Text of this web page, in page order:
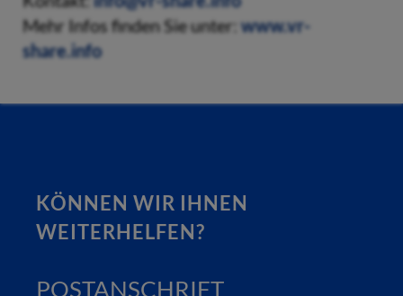
Mehr Infos finden Sie unter:www.vr-
share.info
KÖNNEN WIR IHNEN
WEITERHELFEN?
POSTANSCHRIFT